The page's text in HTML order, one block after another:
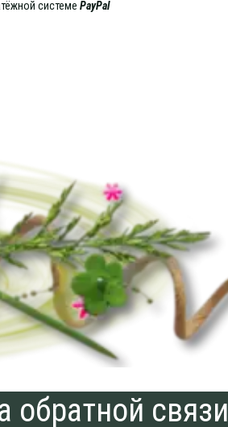
системе PayPal
обратной связи